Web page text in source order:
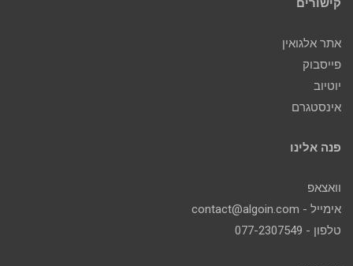
קישורים
אתר אלגואין
פייסבוק
יוטיוב
אינסטגרם
פנה אלינו
וואצאפ
אימייל - contact@algoin.com
טלפון - 077-2307549